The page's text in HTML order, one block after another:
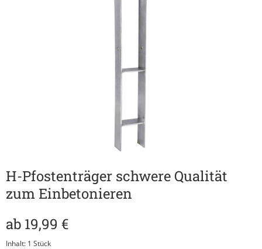
H-Pfostenträger schwere Qualität
zum Einbetonieren
ab 19,99 €
Inhalt: 1 Stück